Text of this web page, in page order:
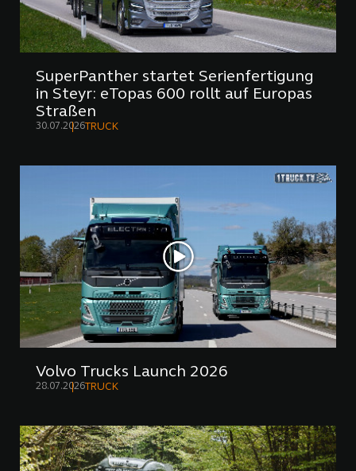
SuperPanther startet Serienfertigung
in Steyr: eTopas 600 rollt auf Europas
Straßen
30.07.2026TRUCK
Volvo Trucks Launch 2026
28.07.2026TRUCK